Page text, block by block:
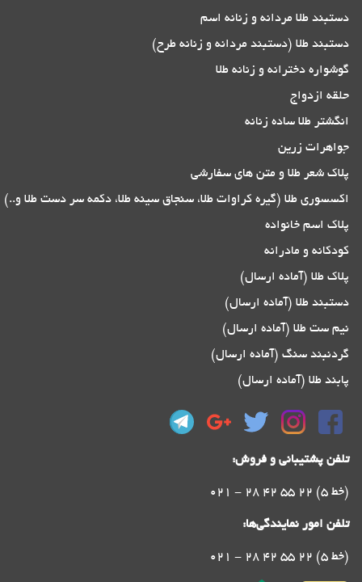
دستبند طلا مردانه و زنانه اسم
دستبند طلا (دستبند مردانه و زنانه طرح)
گوشواره دخترانه و زنانه طلا
حلقه ازدواج
انگشتر طلا ساده زنانه
جواهرات زرین
پلاک شعر طلا و متن های سفارشی
اکسسوری طلا (گیره کراوات طلا، سنجاق سینه طلا، دکمه سر دست طلا و..)
پلاک اسم خانواده
کودکانه و مادرانه
پلاک طلا (آماده ارسال)
دستبند طلا (آماده ارسال)
نیم ست طلا (آماده ارسال)
گردنبند سنگ (آماده ارسال)
پابند طلا (آماده ارسال)
تلفن پشتیبانی و فروش:
021 - 28 42 55 22 (5 خط)
تلفن امور نمایندگی‌ها:
021 - 28 42 55 22 (5 خط)